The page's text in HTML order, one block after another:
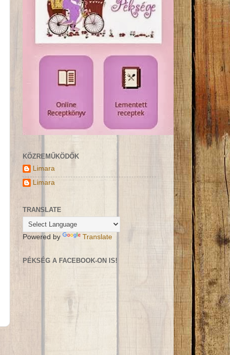
KÖZREMŰKÖDŐK
Limara
Limara
TRANSLATE
Powered by Translate
PÉKSÉG A FACEBOOK-ON IS!